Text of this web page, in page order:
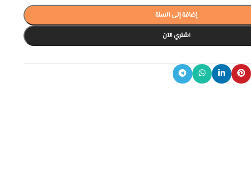
إضافة إلى السلة
اشتري الآن